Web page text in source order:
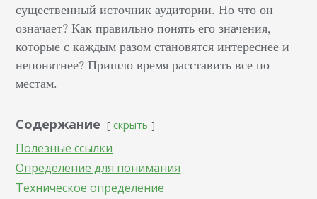
существенный источник аудитории. Но что он
означает? Как правильно понять его значения,
которые с каждым разом становятся интереснее и
непонятнее? Пришло время расставить все по
местам.
Содержание скрыть
Полезные ссылки
Определение для понимания
Техническое определение